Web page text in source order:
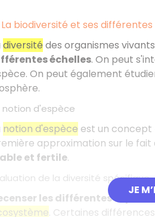
JE
La biodiversité et ses
diversité des organismes
échelles. On peut
On peut également
notion d'espèce
notion d'espèce est un concept
approximation sur le fait
et fertile.
de la diversité spécifique
les différentes espèces
. Certaines